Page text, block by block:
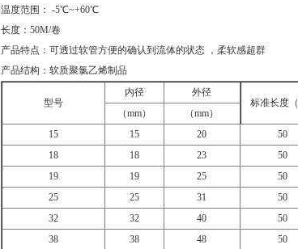
温度范围： -5℃~+60℃
长度：50M/卷
产品特点：可透过软管方便的确认到流体的状态 ，柔软感超群
产品结构：软质聚氯乙烯制品
型号
内径
外径
标准长度（
（mm） （mm）
15
15 20 50
18
18 23 50
19
19 25 50
25 25 31 50
32
32 40 50
38
38 48 50